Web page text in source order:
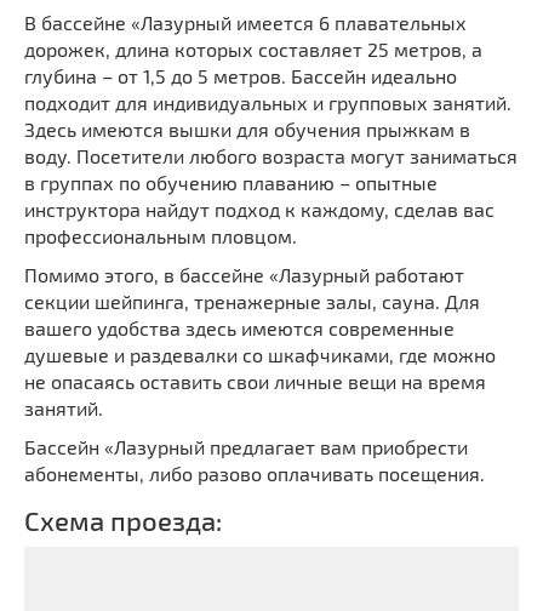
В бассейне «Лазурный имеется 6 плавательных
дорожек, длина которых составляет 25 метров, а
глубина – от 1,5 до 5 метров. Бассейн идеально
подходит для индивидуальных и групповых занятий.
Здесь имеются вышки для обучения прыжкам в
воду. Посетители любого возраста могут заниматься
в группах по обучению плаванию – опытные
инструктора найдут подход к каждому, сделав вас
профессиональным пловцом.
Помимо этого, в бассейне «Лазурный работают
секции шейпинга, тренажерные залы, сауна. Для
вашего удобства здесь имеются современные
душевые и раздевалки со шкафчиками, где можно
не опасаясь оставить свои личные вещи на время
занятий.
Бассейн «Лазурный предлагает вам приобрести
абонементы, либо разово оплачивать посещения.
Схема проезда: